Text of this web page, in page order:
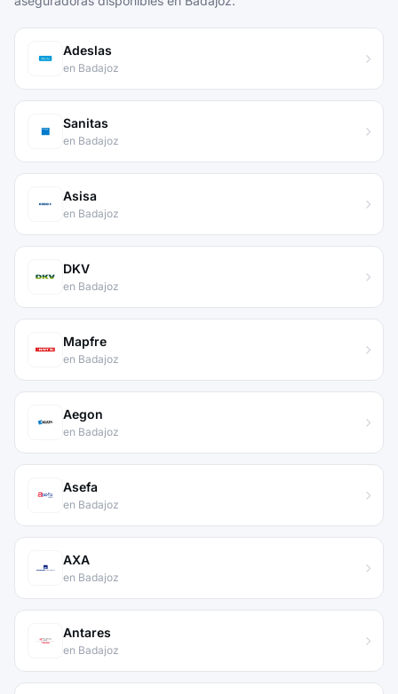
Adeslas
en Badajoz
Sanitas
en Badajoz
Asisa
en Badajoz
DKV
en Badajoz
Mapfre
en Badajoz
Aegon
en Badajoz
Asefa
en Badajoz
AXA
en Badajoz
Antares
en Badajoz